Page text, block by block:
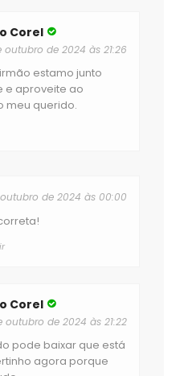
Corel
outubro de 2024 às 21:26
estamo junto
e aproveite ao
meu querido.
outubro de 2024 às 00:00
Corel
outubro de 2024 às 21:22
pode baixar que está
agora porque